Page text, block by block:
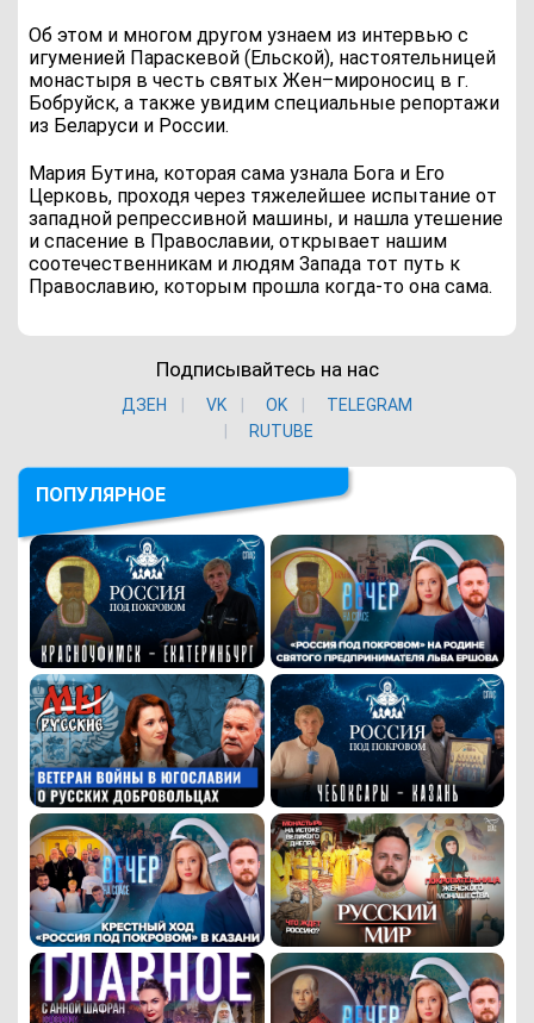
Об этом и многом другом узнаем из интервью с
игуменией Параскевой (Ельской), настоятельницей
монастыря в честь святых Жен–мироносиц в г.
Бобруйск, а также увидим специальные репортажи
из Беларуси и России.
Мария Бутина, которая сама узнала Бога и Его
Церковь, проходя через тяжелейшее испытание от
западной репрессивной машины, и нашла утешение
и спасение в Православии, открывает нашим
соотечественникам и людям Запада тот путь к
Православию, которым прошла когда-то она сама.
Подписывайтесь на нас
ДЗЕН VK ОK
TELEGRAM
RUTUBE
ПОПУЛЯРНОЕ